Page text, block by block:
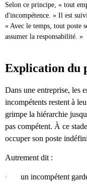
Selon ce principe, « tout
d'incompétence. » Il est
« Avec le temps, tout poste
assumer la responsabilité. »
Explication du
Dans une entreprise, les
incompétents restent à
grimpe la hiérarchie
pas compétent. À ce
occuper son poste
Autrement dit :
· un incompétent